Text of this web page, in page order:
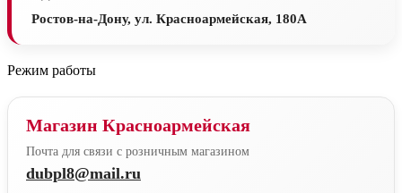
Ростов-на-Дону, ул. Красноармейская, 180А
Режим работы
Магазин Красноармейская
Почта для связи с розничным магазином
dubpl8@mail.ru